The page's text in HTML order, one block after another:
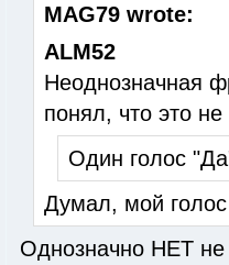
MAG79 wrote:
ALM52
Неоднозначная
понял, что это
Один голос
Думал, мой
Однозначно НЕТ не